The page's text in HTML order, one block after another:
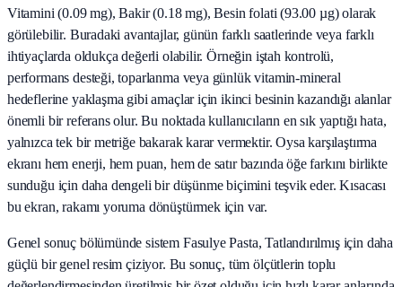
Vitamini (0.09 mg), Bakir (0.18 mg), Besin folati (93.00 µg) olarak
görülebilir. Buradaki avantajlar, günün farklı saatlerinde veya farklı
ihtiyaçlarda oldukça değerli olabilir. Örneğin iştah kontrolü,
performans desteği, toparlanma veya günlük vitamin-mineral
hedeflerine yaklaşma gibi amaçlar için ikinci besinin kazandığı alanlar
önemli bir referans olur. Bu noktada kullanıcıların en sık yaptığı hata,
yalnızca tek bir metriğe bakarak karar vermektir. Oysa karşılaştırma
ekranı hem enerji, hem puan, hem de satır bazında öğe farkını birlikte
sunduğu için daha dengeli bir düşünme biçimini teşvik eder. Kısacası
bu ekran, rakamı yoruma dönüştürmek için var.
Genel sonuç bölümünde sistem Fasulye Pasta, Tatlandırılmış için daha
güçlü bir genel resim çiziyor. Bu sonuç, tüm ölçütlerin toplu